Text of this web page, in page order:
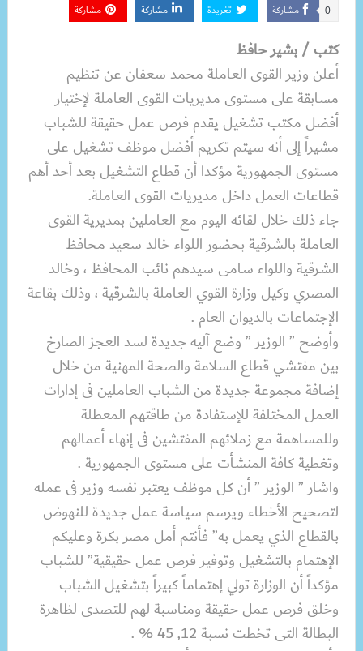
مشاركة 0 تغريدة مشاركة مشاركة
كتب / بشير حافظ
أعلن وزير القوى العاملة محمد سعفان عن تنظيم
مسابقة على مستوى مديريات القوى العاملة لإختيار
أفضل مكتب تشغيل يقدم فرص عمل حقيقة للشباب
مشيراً إلى أنه سيتم تكريم أفضل موظف تشغيل على
مستوى الجمهورية مؤكدا أن قطاع التشغيل بعد أحد أهم
قطاعات العمل داخل مديريات القوى العاملة.
جاء ذلك خلال لقائه اليوم مع العاملين بمديرية القوى
العاملة بالشرقية بحضور اللواء خالد سعيد محافظ
الشرقية واللواء سامى سيدهم نائب المحافظ ، وخالد
المصري وكيل وزارة القوي العاملة بالشرقية ، وذلك بقاعة
الإجتماعات بالديوان العام .
وأوضح ” الوزير ” وضع آليه جديدة لسد العجز الصارخ
بين مفتشي قطاع السلامة والصحة المهنية من خلال
إضافة مجموعة جديدة من الشباب العاملين فى إدارات
العمل المختلفة للإستفادة من طاقتهم المعطلة
وللمساهمة مع زملائهم المفتشين فى إنهاء أعمالهم
وتغطية كافة المنشأت على مستوى الجمهورية .
واشار ” الوزير ” أن كل موظف يعتبر نفسه وزير فى عمله
لتصحيح الأخطاء ويرسم سياسة عمل جديدة للنهوض
بالقطاع الذي يعمل به” فأنتم أمل مصر بكرة وعليكم
الإهتمام بالتشغيل وتوفير فرص عمل حقيقية” للشباب
مؤكداً أن الوزارة تولي إهتماماً كبيراً بتشغيل الشباب
وخلق فرص عمل حقيقة ومناسبة لهم للتصدى لظاهرة
البطالة التى تخطت نسبة 12, 45 % .